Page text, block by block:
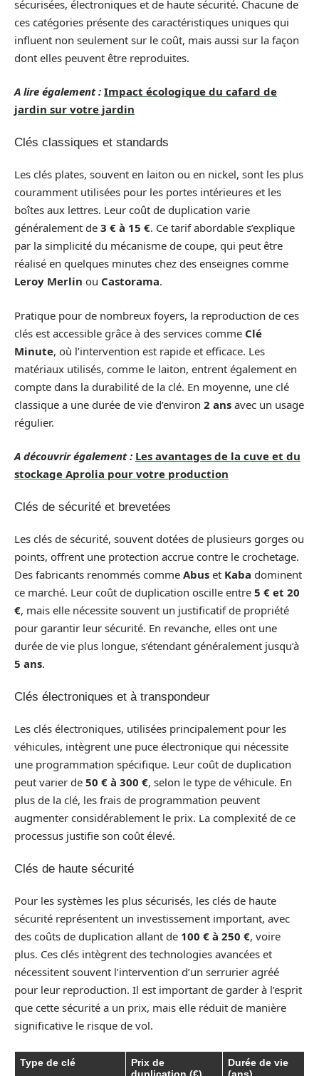
sécurisées, électroniques et de haute sécurité. Chacune de
ces catégories présente des caractéristiques uniques qui
influent non seulement sur le coût, mais aussi sur la façon
dont elles peuvent être reproduites.
A lire également : Impact écologique du cafard de
jardin sur votre jardin
Clés classiques et standards
Les clés plates, souvent en laiton ou en nickel, sont les plus
couramment utilisées pour les portes intérieures et les
boîtes aux lettres. Leur coût de duplication varie
généralement de 3 € à 15 €. Ce tarif abordable s’explique
par la simplicité du mécanisme de coupe, qui peut être
réalisé en quelques minutes chez des enseignes comme
Leroy Merlin ou Castorama.
Pratique pour de nombreux foyers, la reproduction de ces
clés est accessible grâce à des services comme Clé
Minute, où l’intervention est rapide et efficace. Les
matériaux utilisés, comme le laiton, entrent également en
compte dans la durabilité de la clé. En moyenne, une clé
classique a une durée de vie d’environ 2 ans avec un usage
régulier.
A découvrir également : Les avantages de la cuve et du
stockage Aprolia pour votre production
Clés de sécurité et brevetées
Les clés de sécurité, souvent dotées de plusieurs gorges ou
points, offrent une protection accrue contre le crochetage.
Des fabricants renommés comme Abus et Kaba dominent
ce marché. Leur coût de duplication oscille entre 5 € et 20
€, mais elle nécessite souvent un justificatif de propriété
pour garantir leur sécurité. En revanche, elles ont une
durée de vie plus longue, s’étendant généralement jusqu’à
5 ans.
Clés électroniques et à transpondeur
Les clés électroniques, utilisées principalement pour les
véhicules, intègrent une puce électronique qui nécessite
une programmation spécifique. Leur coût de duplication
peut varier de 50 € à 300 €, selon le type de véhicule. En
plus de la clé, les frais de programmation peuvent
augmenter considérablement le prix. La complexité de ce
processus justifie son coût élevé.
Clés de haute sécurité
Pour les systèmes les plus sécurisés, les clés de haute
sécurité représentent un investissement important, avec
des coûts de duplication allant de 100 € à 250 €, voire
plus. Ces clés intègrent des technologies avancées et
nécessitent souvent l’intervention d’un serrurier agréé
pour leur reproduction. Il est important de garder à l’esprit
que cette sécurité a un prix, mais elle réduit de manière
significative le risque de vol.
Type de clé
Prix de
duplication (€)
Durée de vie
(ans)